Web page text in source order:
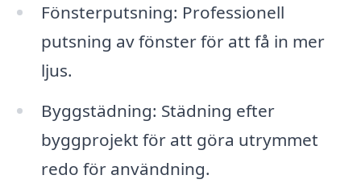
Fönsterputsning: Professionell
putsning av fönster för att få in mer
ljus.
Byggstädning: Städning efter
byggprojekt för att göra utrymmet
redo för användning.